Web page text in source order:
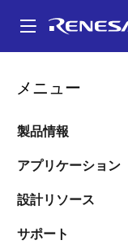
ン
メニュー
製品情報
アプリケーション
設計リソース
サポート
パ
ン
く
ず
車載インフォテイン
車載イ
ト、コ
ルクラ
Car